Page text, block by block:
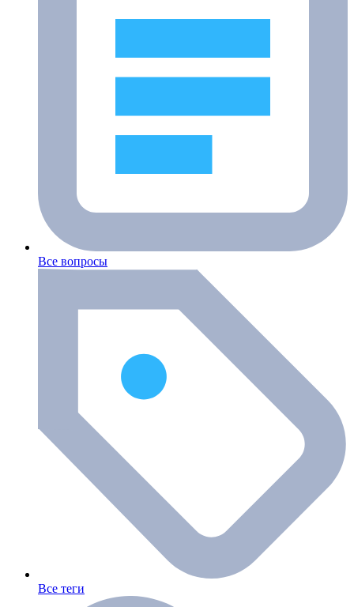
Все вопросы
Все теги